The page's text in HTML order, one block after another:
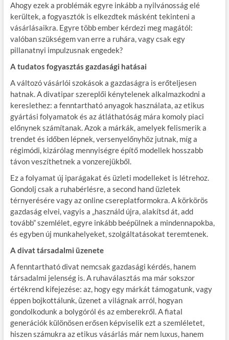
Ahogy ezek a problémák egyre inkább a nyilvánosság elé
kerültek, a fogyasztók is elkezdtek másként tekinteni a
vásárlásaikra. Egyre több ember kérdezi meg magától:
valóban szükségem van erre a ruhára, vagy csak egy
pillanatnyi impulzusnak engedek?
A tudatos fogyasztás gazdasági hatásai
A változó vásárlói szokások a gazdaságra is erőteljesen
hatnak. A divatipar szereplői kénytelenek alkalmazkodni a
kereslethez: a fenntartható anyagok használata, az etikus
gyártási folyamatok és az átláthatóság mára komoly piaci
előnynek számítanak. Azok a márkák, amelyek felismerik a
trendet és időben lépnek, versenyelőnyhöz jutnak, míg a
régimódi, kizárólag mennyiségre építő modellek hosszabb
távon veszíthetnek a vonzerejükből.
Ez a folyamat új iparágakat és üzleti modelleket is létrehoz.
Gondolj csak a ruhabérlésre, a second hand üzletek
térnyerésére vagy az online csereplatformokra. A körkörös
gazdaság elvei, vagyis a „használd újra, alakítsd át, add
tovább” szemlélet, egyre inkább beépülnek a mindennapokba,
és egyben új munkahelyeket, szolgáltatásokat teremtenek.
A divat társadalmi üzenete
A fenntartható divat nemcsak gazdasági kérdés, hanem
társadalmi jelenség is. A ruhaválasztás ma már sokszor
értékrend kifejezése: az, hogy egy márkát támogatunk, vagy
éppen bojkottálunk, üzenet a világnak arról, hogyan
gondolkodunk a bolygóról és az emberekről. A fiatal
generációk különösen erősen képviselik ezt a szemléletet,
hiszen számukra az etikus vásárlás már nem luxus, hanem